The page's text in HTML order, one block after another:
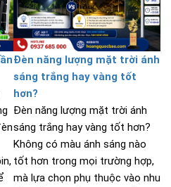
Đèn năng lượng mặt trời ánh
sáng trắng hay vàng tốt
hơn?
Đèn năng lượng mặt trời ánh
sáng trắng hay vàng tốt hơn?
Không có màu ánh sáng nào
tốt hơn trong mọi trường hợp,
mà lựa chọn phụ thuộc vào nhu